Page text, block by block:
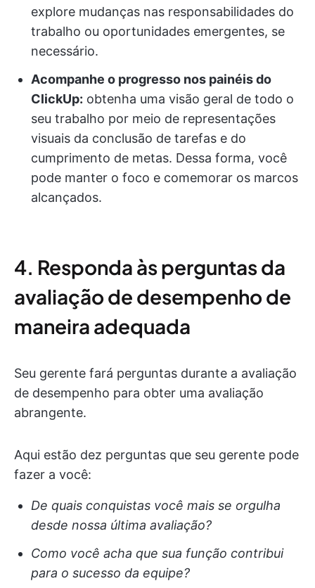
explore mudanças nas responsabilidades do
trabalho ou oportunidades emergentes, se
necessário.
Acompanhe o progresso nos painéis do
ClickUp: obtenha uma visão geral de todo o
seu trabalho por meio de representações
visuais da conclusão de tarefas e do
cumprimento de metas. Dessa forma, você
pode manter o foco e comemorar os marcos
alcançados.
4. Responda às perguntas da
avaliação de desempenho de
maneira adequada
Seu gerente fará perguntas durante a avaliação
de desempenho para obter uma avaliação
abrangente.
Aqui estão dez perguntas que seu gerente pode
fazer a você:
De quais conquistas você mais se orgulha
desde nossa última avaliação?
Como você acha que sua função contribui
para o sucesso da equipe?